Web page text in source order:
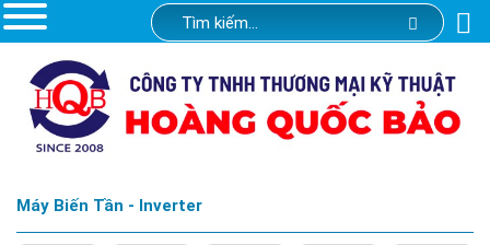
Máy Biến Tần - Inverter